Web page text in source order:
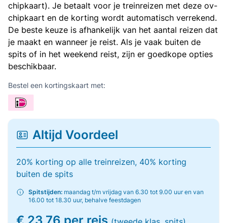
chipkaart). Je betaalt voor je treinreizen met deze ov-
chipkaart en de korting wordt automatisch verrekend.
De beste keuze is afhankelijk van het aantal reizen dat
je maakt en wanneer je reist. Als je vaak buiten de
spits of in het weekend reist, zijn er goedkope opties
beschikbaar.
Bestel een kortingskaart met:
Altijd Voordeel
20% korting op alle treinreizen, 40% korting
buiten de spits
Spitstijden: maandag t/m vrijdag van 6.30 tot 9.00 uur en van
16.00 tot 18.30 uur, behalve feestdagen